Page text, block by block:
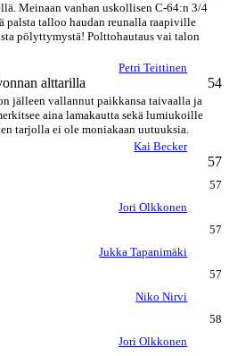
Meinaan vanhan uskollisen C-64:n 3/4
palsta talloo haudan reunalla raapiville
pölyttymystä! Polttohautaus vai talon
Petri Teittinen
alttarilla 54
jälleen vallannut paikkansa taivaalla ja
aina lamakautta sekä lumiukoille
tarjolla ei ole moniakaan uutuuksia.
Kai Becker
57
57
Jori Olkkonen
57
Jukka Tapanimäki
57
Niko Nirvi
58
Jori Olkkonen